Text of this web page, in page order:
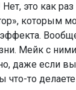
это как
которым
Мейк с
даже если
что-то